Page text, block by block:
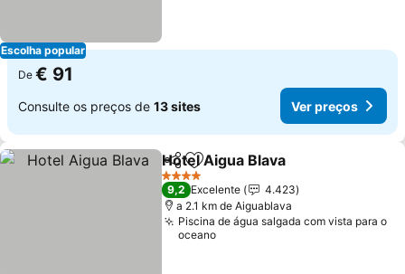
Escolha popular
De € 91
Consulte os preços de 13 sites Ver preços
PartilharAdicionar aos favoritos
Hotel Aigua Blava
4 Estrelas
9,2 Excelente
4.423
a 2.1 km de Aiguablava
Piscina de água salgada com vista para o
oceano